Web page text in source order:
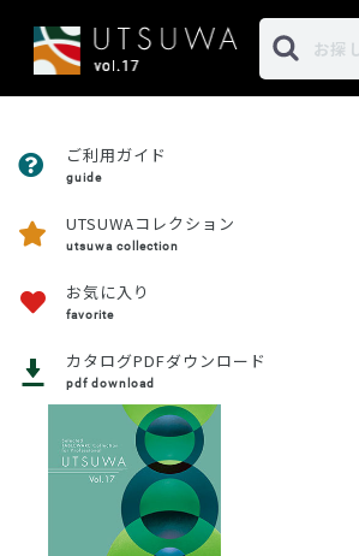
ご利用ガイド
guide
UTSUWAコレクション
utsuwa collection
お気に入り
favorite
カタログPDFダウンロード
pdf download